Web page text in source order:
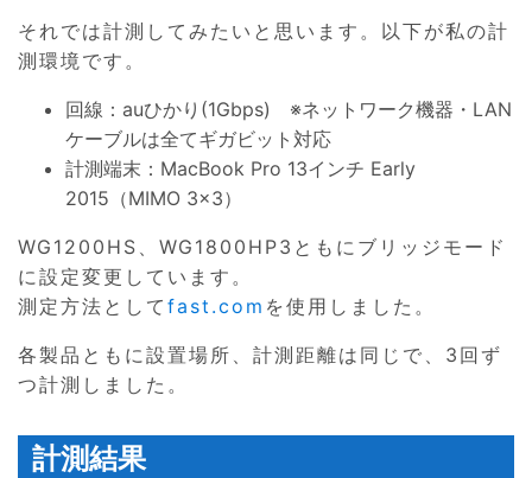
それでは計測してみたいと思います。以下が私の計
測環境です。
回線：auひかり(1Gbps) ※ネットワーク機器・LAN
ケーブルは全てギガビット対応
計測端末：MacBook Pro 13インチ Early
2015（MIMO 3×3）
WG1200HS、WG1800HP3ともにブリッジモード
に設定変更しています。
測定方法として fast.com を使用しました。
各製品ともに設置場所、計測距離は同じで、3回ず
つ計測しました。
計測結果